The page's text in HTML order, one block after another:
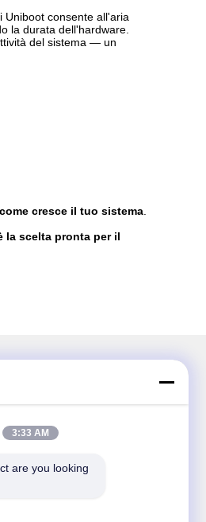
Uniboot consente all'aria
la durata dell'hardware.
del sistema — un
come cresce il tuo sistema
la scelta pronta per il
e altro.
3:33 AM
are you looking